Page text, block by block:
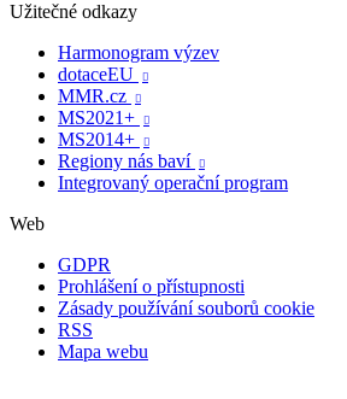
Užitečné odkazy
Harmonogram výzev
dotaceEU

MMR.cz 
MS2021+ 
MS2014+ 
Regiony nás baví 
Integrovaný operační program
Web
GDPR
Prohlášení o přístupnosti
Zásady používání souborů cookie
RSS
Mapa webu